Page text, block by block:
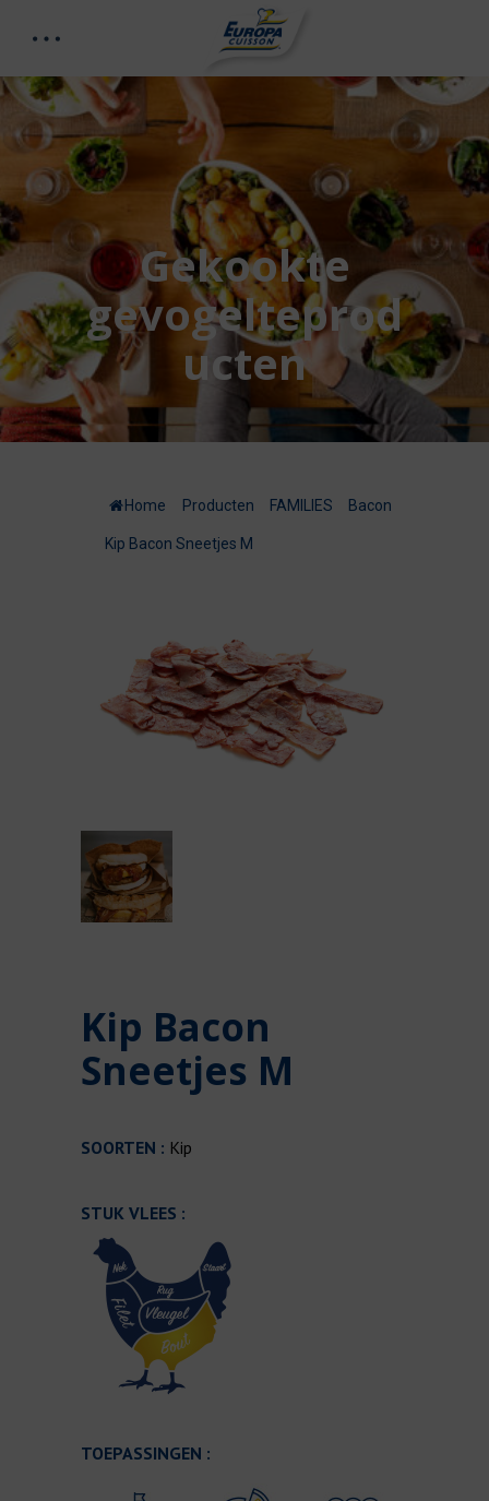
Gekookte
gevogelteprod
ucten
Home Producten FAMILIES Bacon
Kip Bacon Sneetjes M
Kip Bacon
Sneetjes M
SOORTEN : Kip
STUK VLEES :
TOEPASSINGEN :